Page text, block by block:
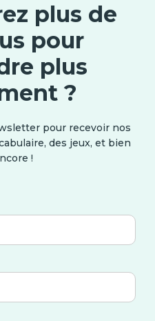
plus de
pour
plus
?
pour recevoir nos
des jeux, et bien
!